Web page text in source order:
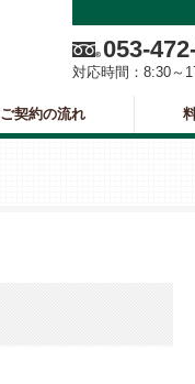
053-
対応時間： 8:30～
ご契約の流れ